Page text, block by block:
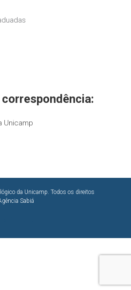
Unicamp
da Unicamp. Todos os direitos
Sabiá